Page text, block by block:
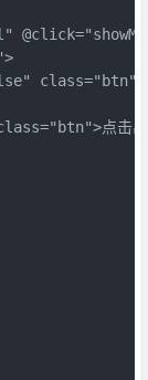
class="btn">
点击